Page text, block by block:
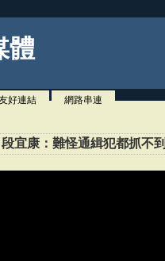
體
好連結 網路串連
宜康：難怪通緝犯都抓不到